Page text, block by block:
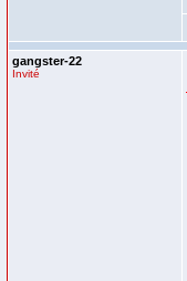
gangster-22
Invité